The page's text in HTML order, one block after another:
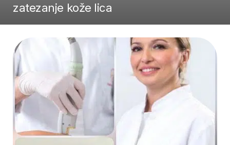
zatezanje kože lica